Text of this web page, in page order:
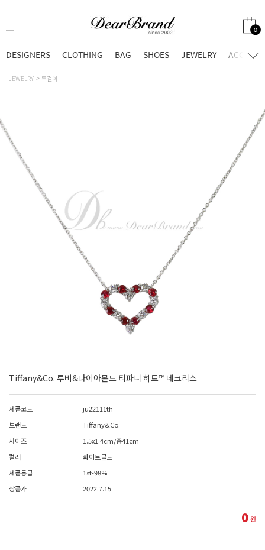
0
DESIGNERS CLOTHING BAG SHOES JEWELRY
JEWELRY 목걸이
Tiffany&Co. 루비&다이아몬드 티파니 하트™ 네크리스
제품코드
ju22111th
브랜드
Tiffany&Co.
사이즈
1.5x1.4cm/총41cm
컬러
화이트골드
제품등급
1st-98%
상품가
2022.7.15
0원